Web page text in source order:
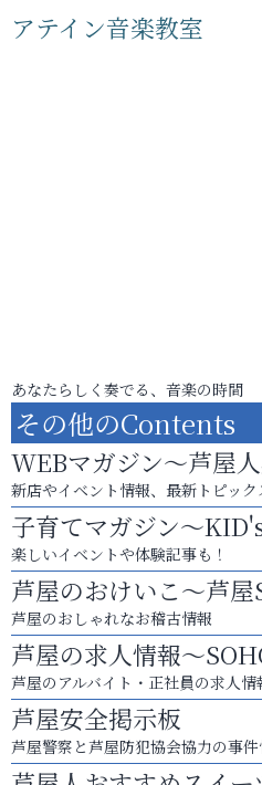
アテイン音楽教室
あなたらしく奏でる、音楽の時間
その他のContents
WEBマガジン～芦屋
新店やイベント情報、最新トピック
子育てマガジン～
楽しいイベントや体験記事も！
芦屋のおけいこ～芦
芦屋のおしゃれなお稽古情報
芦屋の求人情報～
芦屋のアルバイト・正社員の求人情
芦屋安全掲示板
芦屋警察と芦屋防犯協会協力の事件